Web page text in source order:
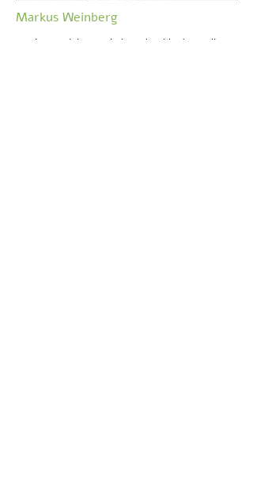
Markus Weinberg
Markus Weinberg arbeitet als Videojournalist